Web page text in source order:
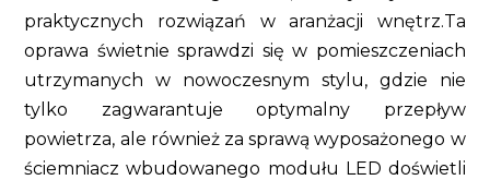
praktycznych rozwiązań w aranżacji wnętrz.Ta
oprawa świetnie sprawdzi się w pomieszczeniach
utrzymanych w nowoczesnym stylu, gdzie nie
tylko zagwarantuje optymalny przepływ
powietrza, ale również za sprawą wyposażonego w
ściemniacz wbudowanego modułu LED doświetli